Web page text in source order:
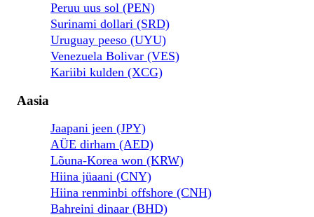
Peruu uus sol (PEN)
Surinami dollari (SRD)
Uruguay peeso (UYU)
Venezuela Bolivar (VES)
Kariibi kulden (XCG)
Aasia
Jaapani jeen (JPY)
AÜE dirham (AED)
Lõuna-Korea won (KRW)
Hiina jüaani (CNY)
Hiina renminbi offshore (CNH)
Bahreini dinaar (BHD)